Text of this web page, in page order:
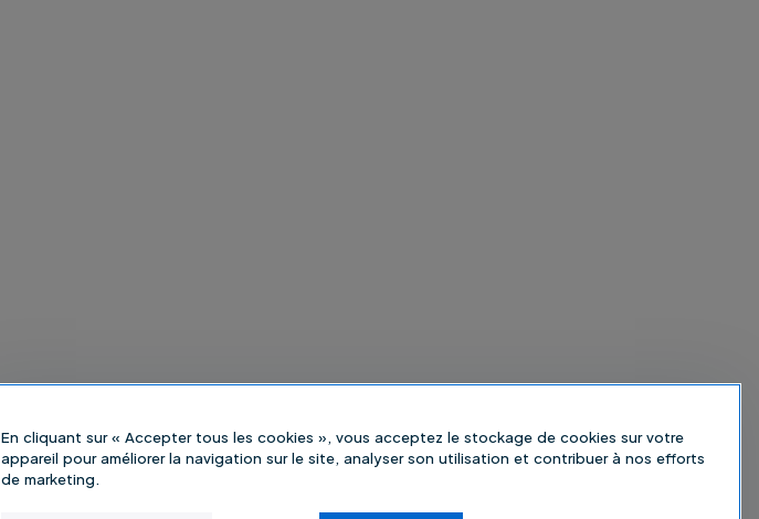
En cliquant sur « Accepter tous les cookies », vous acceptez le stockage de cookies sur votre
appareil pour améliorer la navigation sur le site, analyser son utilisation et contribuer à nos efforts
de marketing.